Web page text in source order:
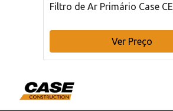
Filtro de Ar Primário Case CE
Ver Preço